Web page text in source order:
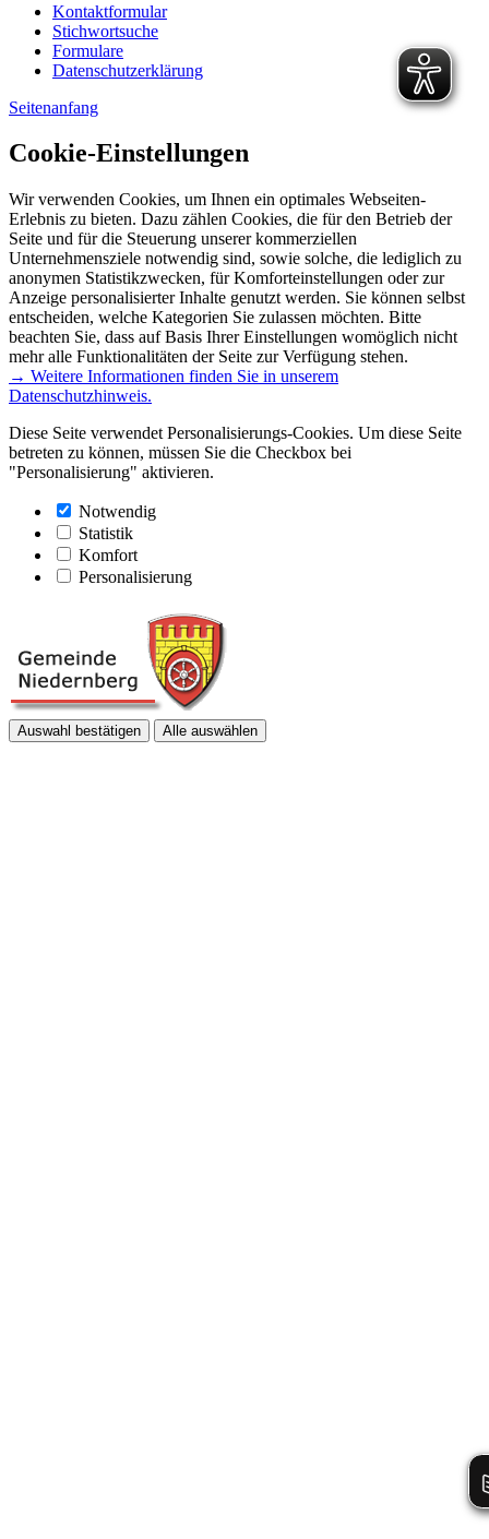
Kontaktformular
Stichwortsuche
Formulare
Datenschutzerklärung
Seitenanfang
Cookie-Einstellungen
Wir verwenden Cookies, um Ihnen ein optimales Webseiten-
Erlebnis zu bieten. Dazu zählen Cookies, die für den Betrieb der
Seite und für die Steuerung unserer kommerziellen
Unternehmensziele notwendig sind, sowie solche, die lediglich zu
anonymen Statistikzwecken, für Komforteinstellungen oder zur
Anzeige personalisierter Inhalte genutzt werden. Sie können selbst
entscheiden, welche Kategorien Sie zulassen möchten. Bitte
beachten Sie, dass auf Basis Ihrer Einstellungen womöglich nicht
mehr alle Funktionalitäten der Seite zur Verfügung stehen.
→ Weitere Informationen finden Sie in unserem
Datenschutzhinweis.
Diese Seite verwendet Personalisierungs-Cookies. Um diese Seite
betreten zu können, müssen Sie die Checkbox bei
"Personalisierung" aktivieren.
Notwendig
Statistik
Komfort
Personalisierung
Auswahl bestätigen Alle auswählen